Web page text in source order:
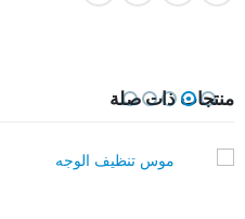
منتجات ذات صلة